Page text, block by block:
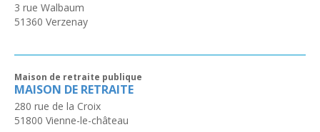
3 rue Walbaum
51360 Verzenay
Maison de retraite publique
MAISON DE RETRAITE
280 rue de la Croix
51800 Vienne-le-château